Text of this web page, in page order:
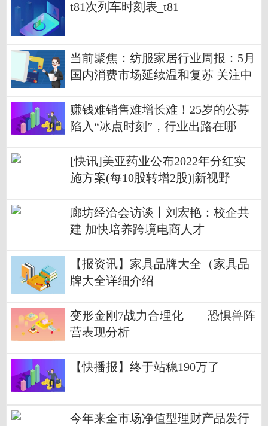
t81次列车时刻表_t81
当前聚焦：纺服家居行业周报：5月
国内消费市场延续温和复苏 关注中
赚钱难销售难增长难！25岁的公募
陷入“冰点时刻”，行业出路在哪
[快讯]美亚药业公布2022年分红实
施方案(每10股转增2股)|新视野
廊坊经洽会访谈丨刘宏艳：校企共
建 加快培养跨境电商人才
【报资讯】家具品牌大全（家具品
牌大全详细介绍
变形金刚7战力合理化——恐惧兽阵
营表现分析
【快播报】终于站稳190万了
今年来全市场净值型理财产品发行